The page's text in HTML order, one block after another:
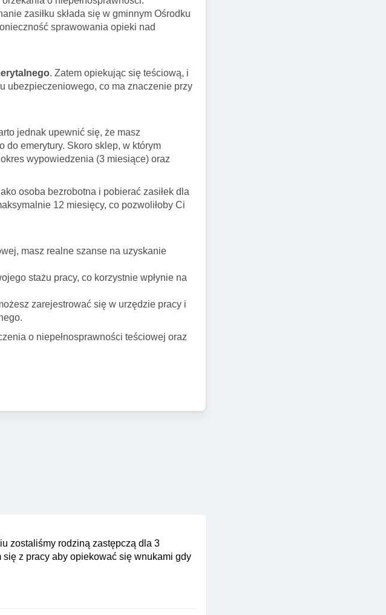
zasiłku składa się w gminnym Ośrodku
sprawowania opieki nad
. Zatem opiekując się teściową, i
ubezpieczeniowego, co ma znaczenie przy
jednak upewnić się, że masz
do emerytury. Skoro sklep, w którym
wypowiedzenia (3 miesiące) oraz
osoba bezrobotna i pobierać zasiłek dla
12 miesięcy, co pozwoliłoby Ci
masz realne szanse na uzyskanie
stażu pracy, co korzystnie wpłynie na
zarejestrować się w urzędzie pracy i
o niepełnosprawności teściowej oraz
zostaliśmy rodziną zastępczą dla 3
się z pracy aby opiekować się wnukami gdy